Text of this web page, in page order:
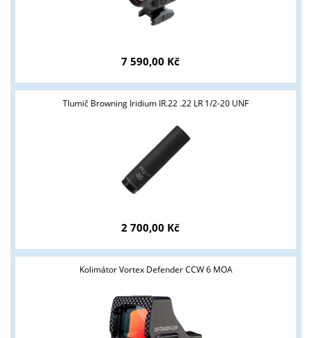
7 590,00 Kč
Tlumič Browning Iridium IR.22 .22 LR 1/2-20 UNF
2 700,00 Kč
Kolimátor Vortex Defender CCW 6 MOA